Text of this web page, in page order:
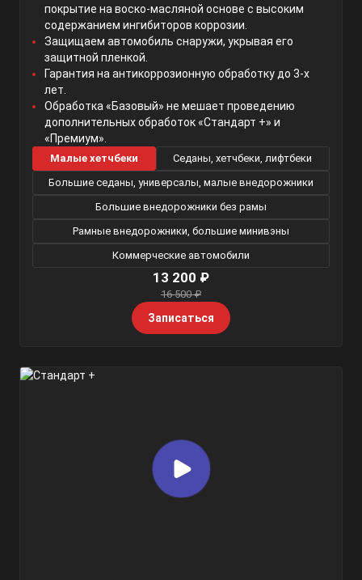
покрытие на воско-масляной основе с высоким
содержанием ингибиторов коррозии.
Защищаем автомобиль снаружи, укрывая его
защитной пленкой.
Гарантия на антикоррозионную обработку до 3-х
лет.
Обработка «Базовый» не мешает проведению
дополнительных обработок «Стандарт +» и
«Премиум».
Малые хетчбеки
Седаны, хетчбеки, лифтбеки
Большие седаны, универсалы, малые внедорожники
Большие внедорожники без рамы
Рамные внедорожники, большие минивэны
Коммерческие автомобили
13 200 ₽
16 500 ₽
Записаться